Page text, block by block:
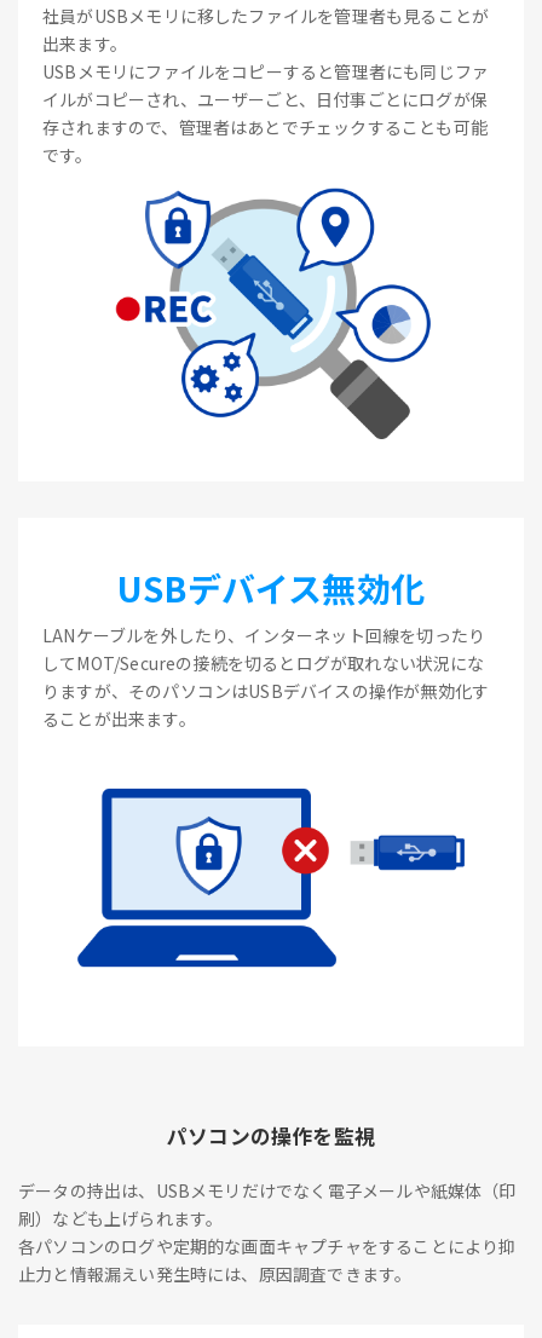
社員がUSBメモリに移したファイルを管理者も見ることが
出来ます。
USBメモリにファイルをコピーすると管理者にも同じファ
イルがコピーされ、ユーザーごと、日付事ごとにログが保
存されますので、管理者はあとでチェックすることも可能
です。
USBデバイス無効化
LANケーブルを外したり、インターネット回線を切ったり
してMOT/Secureの接続を切るとログが取れない状況にな
りますが、そのパソコンはUSBデバイスの操作が無効化す
ることが出来ます。
パソコンの操作を監視
データの持出は、USBメモリだけでなく電子メールや紙媒体（印
刷）なども上げられます。
各パソコンのログや定期的な画面キャプチャをすることにより抑
止力と情報漏えい発生時には、原因調査できます。